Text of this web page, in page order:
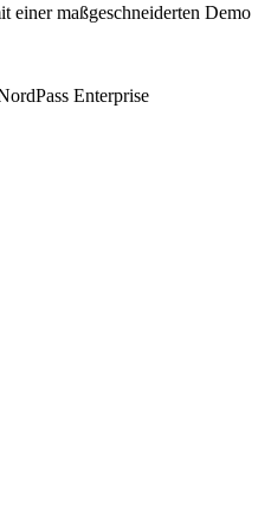
einer maßgeschneiderten Demo
Enterprise